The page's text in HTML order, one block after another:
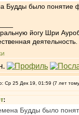
Будды было понятие
йогу Шри
деятельность.
Ср 25 Дек 19, 01:59 (7 лет
:
Будды было